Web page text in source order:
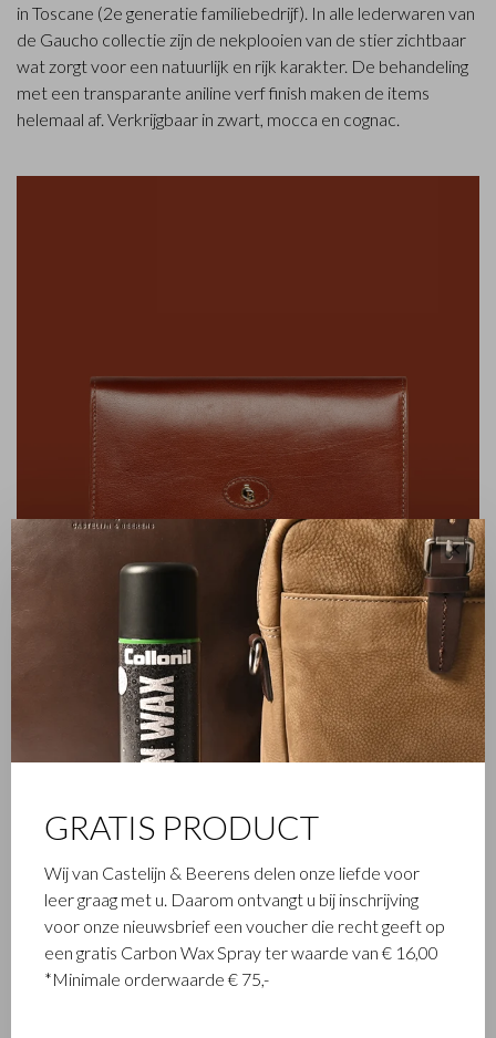
in Toscane (2e generatie familiebedrijf). In alle lederwaren van
de Gaucho collectie zijn de nekplooien van de stier zichtbaar
wat zorgt voor een natuurlijk en rijk karakter. De behandeling
met een transparante aniline verf finish maken de items
helemaal af. Verkrijgbaar in zwart, mocca en cognac.
FAMILIEBEDRIJF
Het in Waalwijk gevestigde Castelijn & Beerens is een
gerenommeerd familiebedrijf dat al sinds 1945 luxe
opgericht toen stikmeester Walter Castelijn en leerstanser
Inmiddels staat de 3e generatie – Babette en Martijn
Beerens - aan het roer en geniet Castelijn & Beerens
internationale bekendheid. De familietraditie van kwaliteit en
vakmanschap staat nog altijd hoog in het vaandel. Iets wat ook
is terug te zien in de collectie van het eigentijdse RENEE-label
✕
GRATIS PRODUCT
Wij van Castelijn & Beerens delen onze liefde voor
leer graag met u. Daarom ontvangt u bij inschrijving
voor onze nieuwsbrief een voucher die recht geeft op
een gratis Carbon Wax Spray ter waarde van € 16,00
*Minimale orderwaarde € 75,-